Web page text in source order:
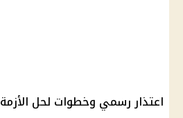
اعتذار رسمي وخطوات لحل الأزمة